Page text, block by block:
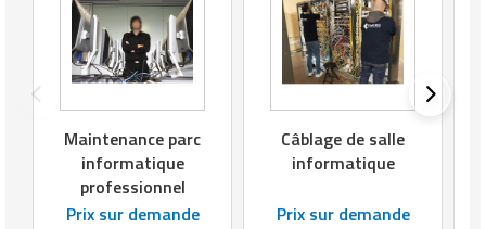
Maintenance parc
informatique
professionnel
Prix sur demande
Câblage de salle
informatique
Prix sur demande